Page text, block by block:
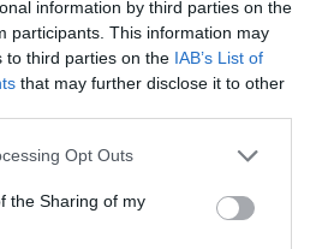
information by third parties on the
participants. This information may
to third parties on the IAB’s List of
that may further disclose it to other
Opt Outs
the Sharing of my
göra underverk”